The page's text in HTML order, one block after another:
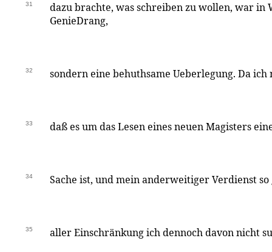
31
dazu brachte, was schreiben zu wollen, war in
GenieDrang,
32 sondern eine behuthsame Ueberlegung. Da
33 daß es um das Lesen eines neuen Magisters
34 Sache ist, und mein anderweitiger Verdienst
35 aller Einschränkung ich dennoch davon nicht